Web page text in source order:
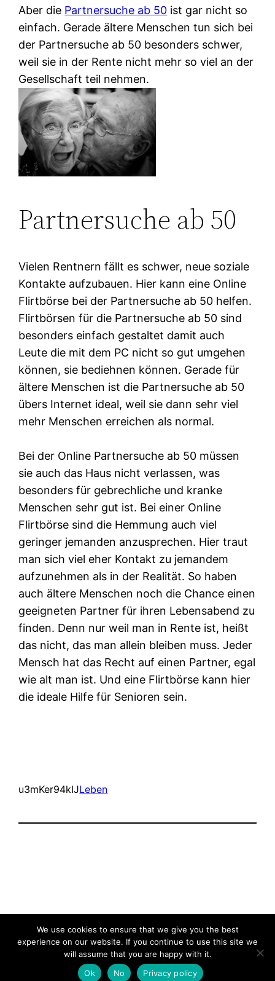
Aber die Partnersuche ab 50 ist gar nicht so
einfach. Gerade ältere Menschen tun sich bei
der Partnersuche ab 50 besonders schwer,
weil sie in der Rente nicht mehr so viel an der
Gesellschaft teil nehmen.
Partnersuche ab 50
Vielen Rentnern fällt es schwer, neue soziale
Kontakte aufzubauen. Hier kann eine Online
Flirtbörse bei der Partnersuche ab 50 helfen.
Flirtbörsen für die Partnersuche ab 50 sind
besonders einfach gestaltet damit auch
Leute die mit dem PC nicht so gut umgehen
können, sie bediehnen können. Gerade für
ältere Menschen ist die Partnersuche ab 50
übers Internet ideal, weil sie dann sehr viel
mehr Menschen erreichen als normal.
Bei der Online Partnersuche ab 50 müssen
sie auch das Haus nicht verlassen, was
besonders für gebrechliche und kranke
Menschen sehr gut ist. Bei einer Online
Flirtbörse sind die Hemmung auch viel
geringer jemanden anzusprechen. Hier traut
man sich viel eher Kontakt zu jemandem
aufzunehmen als in der Realität. So haben
auch ältere Menschen noch die Chance einen
geeigneten Partner für ihren Lebensabend zu
finden. Denn nur weil man in Rente ist, heißt
das nicht, das man allein bleiben muss. Jeder
Mensch hat das Recht auf einen Partner, egal
wie alt man ist. Und eine Flirtbörse kann hier
die ideale Hilfe für Senioren sein.
u3mKer94kIJLeben
Wie soll ich Stolz präsentiert vonWordPress
We use cookies to ensure that we give you the best
experience on our website. If you continue to use this site we
will assume that you are happy with it.
Ok
No Privacy policy